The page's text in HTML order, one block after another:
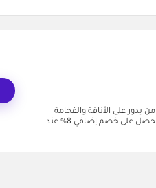
هلا بكل من يدور على الأناقة والفخامة
بأسعار أوفر داخل السعودية. الآن تقدر تستخدم كود خصم كارديال (MH61) وتحصل على خصم إضافي 8% عند